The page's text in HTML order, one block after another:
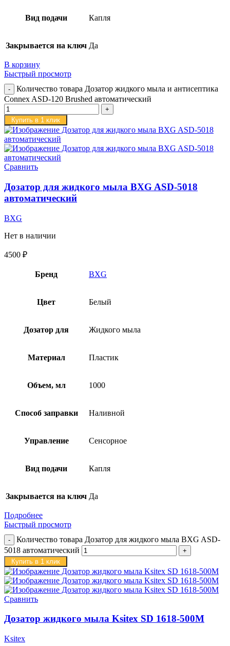
Вид подачи Капля
Закрывается на ключ Да
В корзину
Быстрый просмотр
Количество товара Дозатор жидкого мыла и антисептика
Connex ASD-120 Brushed автоматический
Купить в 1 клик
Сравнить
Дозатор для жидкого мыла BXG ASD-5018
автоматический
BXG
Нет в наличии
4500 ₽
Бренд BXG
Цвет Белый
Дозатор для Жидкого мыла
Материал Пластик
Объем, мл 1000
Способ заправки Наливной
Управление Сенсорное
Вид подачи Капля
Закрывается на ключ Да
Подробнее
Быстрый просмотр
Количество товара Дозатор для жидкого мыла BXG ASD-
5018 автоматический
Купить в 1 клик
Сравнить
Дозатор жидкого мыла Ksitex SD 1618-500M
Ksitex